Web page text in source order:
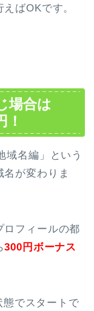
ばOKです。
場合は
！
域名編」という
が変わりま
ロフィールの都
300円ボーナス
でスタートで